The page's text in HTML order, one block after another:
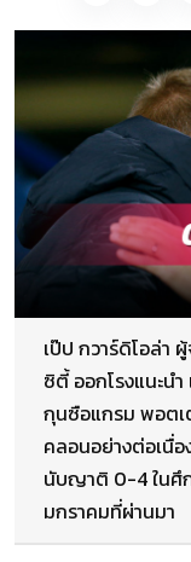
เป๊ป กวาร์ดิโอล่า
ซิตี้ ออกโรงแนะนำ
กุนซือแกรม พอตเ
คลอนอย่างต่อเนื่
นับญาติ 0-4 ในศึ
มกราคมที่ผ่านมา